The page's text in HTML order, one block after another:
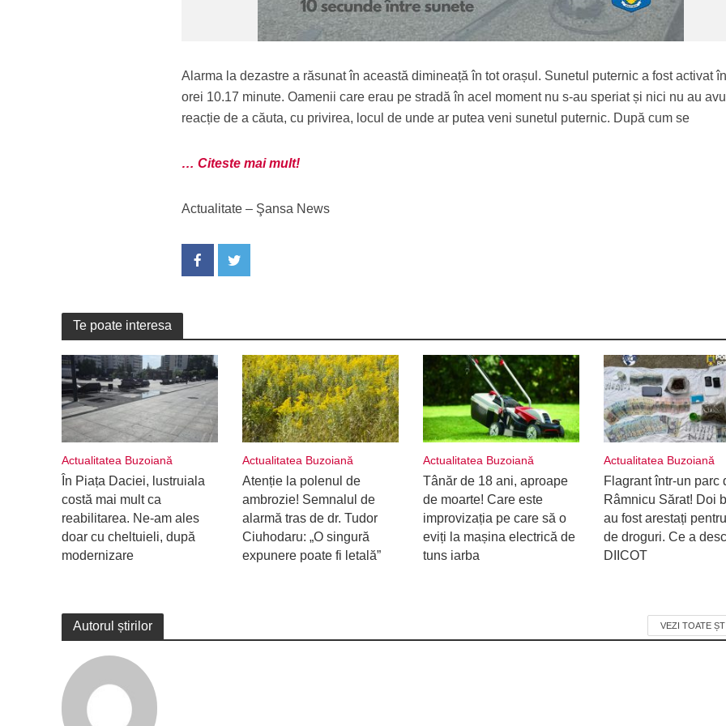
Alarma la dezastre a răsunat în această dimineață în tot orașul. Sunetul puternic a fost activat
orei 10.17 minute. Oamenii care erau pe stradă în acel moment nu s-au speriat și nici nu au
reacție de a căuta, cu privirea, locul de unde ar putea veni sunetul puternic. După cum se
… Citeste mai mult!
Actualitate – Şansa News
Te poate interesa
Actualitatea Buzoiană
În Piața Daciei, lustruiala
costă mai mult ca
reabilitarea. Ne-am ales
doar cu cheltuieli, după
modernizare
Actualitatea Buzoiană
Atenție la polenul de
ambrozie! Semnalul de
alarmă tras de dr. Tudor
Ciuhodaru: „O singură
expunere poate fi letală”
Actualitatea Buzoiană
Tânăr de 18 ani, aproape
de moarte! Care este
improvizația pe care să o
eviți la mașina electrică de
tuns iarba
Actualitatea Buzoiană
Flagrant într-un parc
Râmnicu Sărat! Doi
au fost arestați
de droguri. Ce a
DIICOT
Autorul știrilor VEZI TOATE